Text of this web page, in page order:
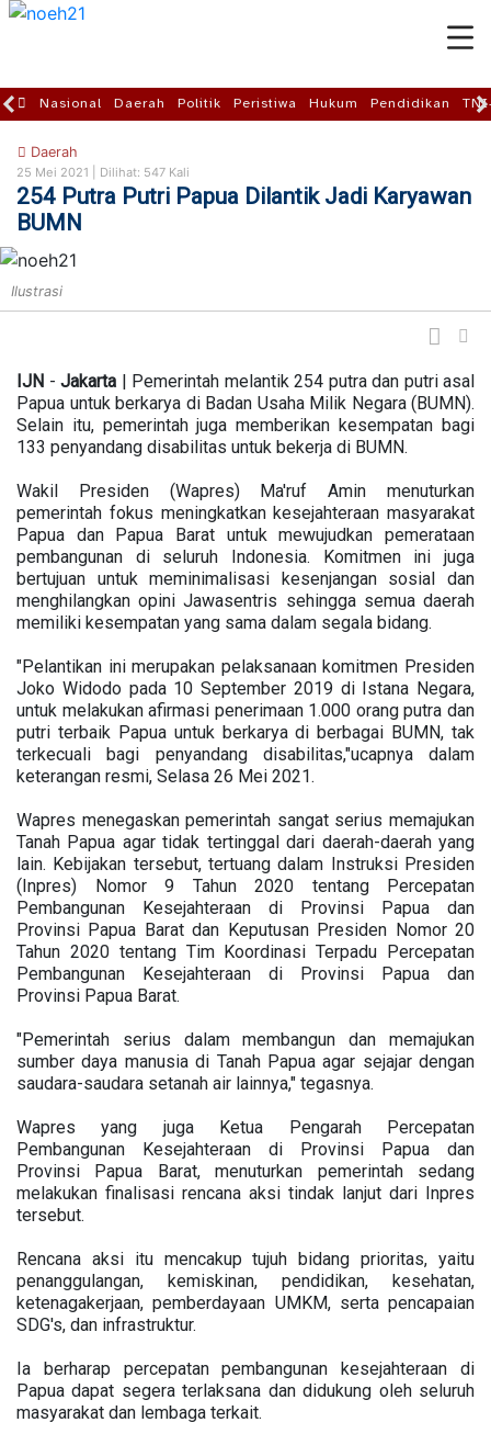
Nasional Daerah Politik Peristiwa Hukum Pendidikan
Daerah
25 Mei 2021 | Dilihat: 547 Kali
254 Putra Putri Papua Dilantik Jadi Karyawan
BUMN
Ilustrasi
IJN - Jakarta | Pemerintah melantik 254 putra dan putri asal
Papua untuk berkarya di Badan Usaha Milik Negara (BUMN).
Selain itu, pemerintah juga memberikan kesempatan bagi
133 penyandang disabilitas untuk bekerja di BUMN.
Wakil Presiden (Wapres) Ma'ruf Amin menuturkan
pemerintah fokus meningkatkan kesejahteraan masyarakat
Papua dan Papua Barat untuk mewujudkan pemerataan
pembangunan di seluruh Indonesia. Komitmen ini juga
bertujuan untuk meminimalisasi kesenjangan sosial dan
menghilangkan opini Jawasentris sehingga semua daerah
memiliki kesempatan yang sama dalam segala bidang.
"Pelantikan ini merupakan pelaksanaan komitmen Presiden
Joko Widodo pada 10 September 2019 di Istana Negara,
untuk melakukan afirmasi penerimaan 1.000 orang putra dan
putri terbaik Papua untuk berkarya di berbagai BUMN, tak
terkecuali bagi penyandang disabilitas,"ucapnya dalam
keterangan resmi, Selasa 26 Mei 2021.
Wapres menegaskan pemerintah sangat serius memajukan
Tanah Papua agar tidak tertinggal dari daerah-daerah yang
lain. Kebijakan tersebut, tertuang dalam Instruksi Presiden
(Inpres) Nomor 9 Tahun 2020 tentang Percepatan
Pembangunan Kesejahteraan di Provinsi Papua dan
Provinsi Papua Barat dan Keputusan Presiden Nomor 20
Tahun 2020 tentang Tim Koordinasi Terpadu Percepatan
Pembangunan Kesejahteraan di Provinsi Papua dan
Provinsi Papua Barat.
"Pemerintah serius dalam membangun dan memajukan
sumber daya manusia di Tanah Papua agar sejajar dengan
saudara-saudara setanah air lainnya," tegasnya.
Wapres yang juga Ketua Pengarah Percepatan
Pembangunan Kesejahteraan di Provinsi Papua dan
Provinsi Papua Barat, menuturkan pemerintah sedang
melakukan finalisasi rencana aksi tindak lanjut dari Inpres
tersebut.
Rencana aksi itu mencakup tujuh bidang prioritas, yaitu
penanggulangan, kemiskinan, pendidikan, kesehatan,
ketenagakerjaan, pemberdayaan UMKM, serta pencapaian
SDG's, dan infrastruktur.
Ia berharap percepatan pembangunan kesejahteraan di
Papua dapat segera terlaksana dan didukung oleh seluruh
masyarakat dan lembaga terkait.